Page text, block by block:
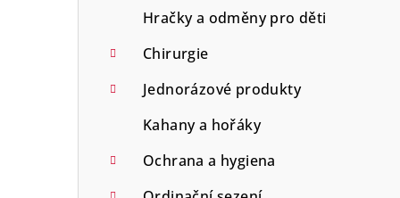
Hračky a odměny pro děti
Chirurgie
Jednorázové produkty
Kahany a hořáky
Ochrana a hygiena